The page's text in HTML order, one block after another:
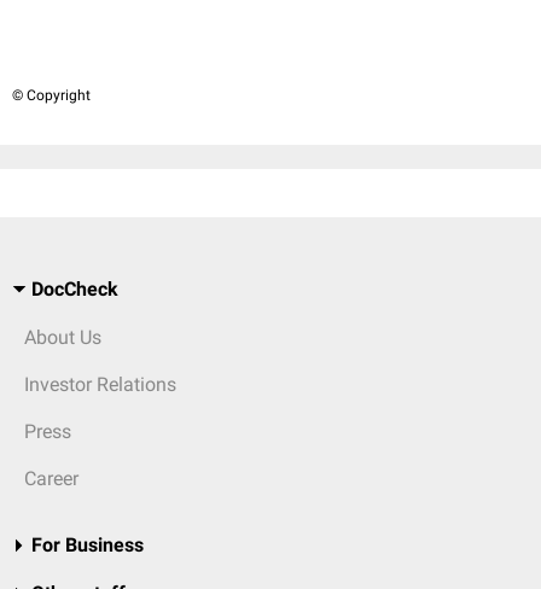
© Copyright
DocCheck
About Us
Investor Relations
Press
Career
For Business